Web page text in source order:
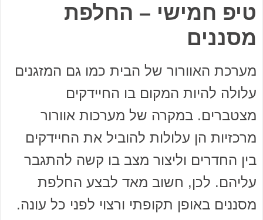
טיפ חמישי – החלפת
מסננים
מערכת האוורור של הבית כמו גם המזגנים
עלולה להיות המקום בו החיידקים
מצטברים. במקרה של מערכות אוורור
מרכזיות הן עלולות להוביל את החיידקים
בין החדרים וליצור מצב בו קשה להתגבר
עליהם. לכן, חשוב מאד לבצע החלפת
מסננים באופן תקופתי ורצוי לפני כל עונה.